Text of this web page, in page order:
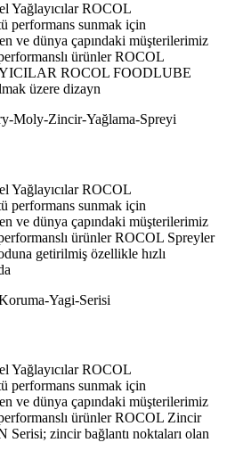
Yağlayıcılar ROCOL
performans sunmak için
ve dünya çapındaki müşterilerimiz
ürünler ROCOL
ROCOL FOODLUBE
üzere dizayn
Yağlayıcılar ROCOL
performans sunmak için
ve dünya çapındaki müşterilerimiz
ürünler ROCOL Spreyler
getirilmiş özellikle hızlı
Yağlayıcılar ROCOL
performans sunmak için
ve dünya çapındaki müşterilerimiz
ürünler ROCOL Zincir
Serisi; zincir bağlantı noktaları olan